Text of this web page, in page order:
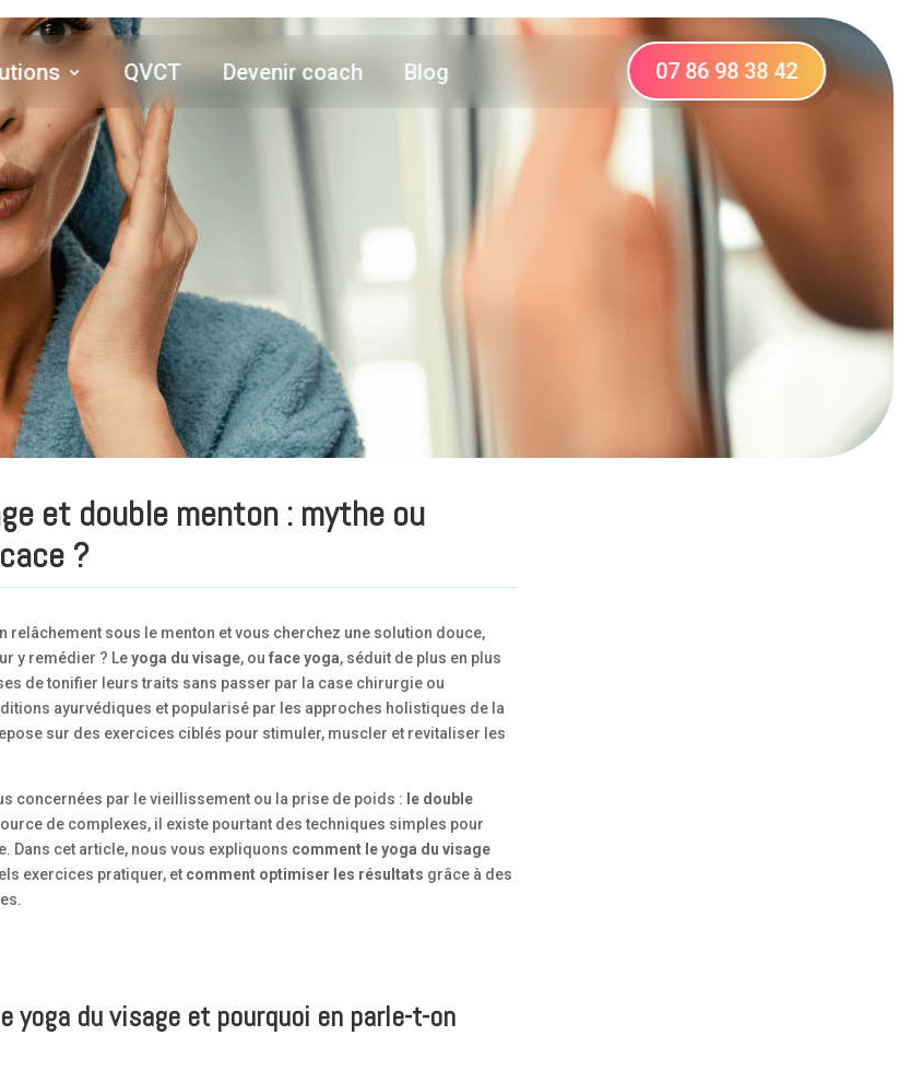
QVCT Devenir coach Blog 07 86 98 38 42
et double menton : mythe ou
?
relâchement sous le menton et vous cherchez une solution douce,
y remédier ? Leyoga du visage, ouface yoga, séduit de plus en plus
de tonifier leurs traits sans passer par la case chirurgie ou
ayurvédiques et popularisé par les approches holistiques de la
sur des exercices ciblés pour stimuler, muscler et revitaliser les
concernées par le vieillissement ou la prise de poids : le double
de complexes, il existe pourtant des techniques simples pour
Dans cet article, nous vous expliquons comment le yoga du visage
exercices pratiquer, et comment optimiser les résultats grâce à des
yoga du visage et pourquoi en parle-t-on